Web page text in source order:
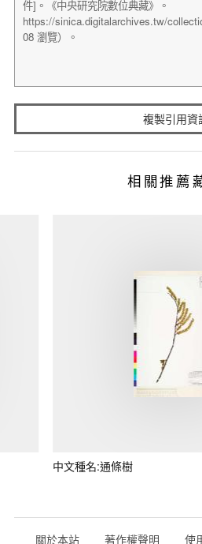
複製引用資
相關推薦
中文種名:通條樹
關於本站 著作權聲明 使